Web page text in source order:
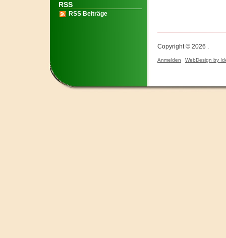
RSS
RSS Beiträge
Copyright © 2026 .
Anmelden WebDesign by